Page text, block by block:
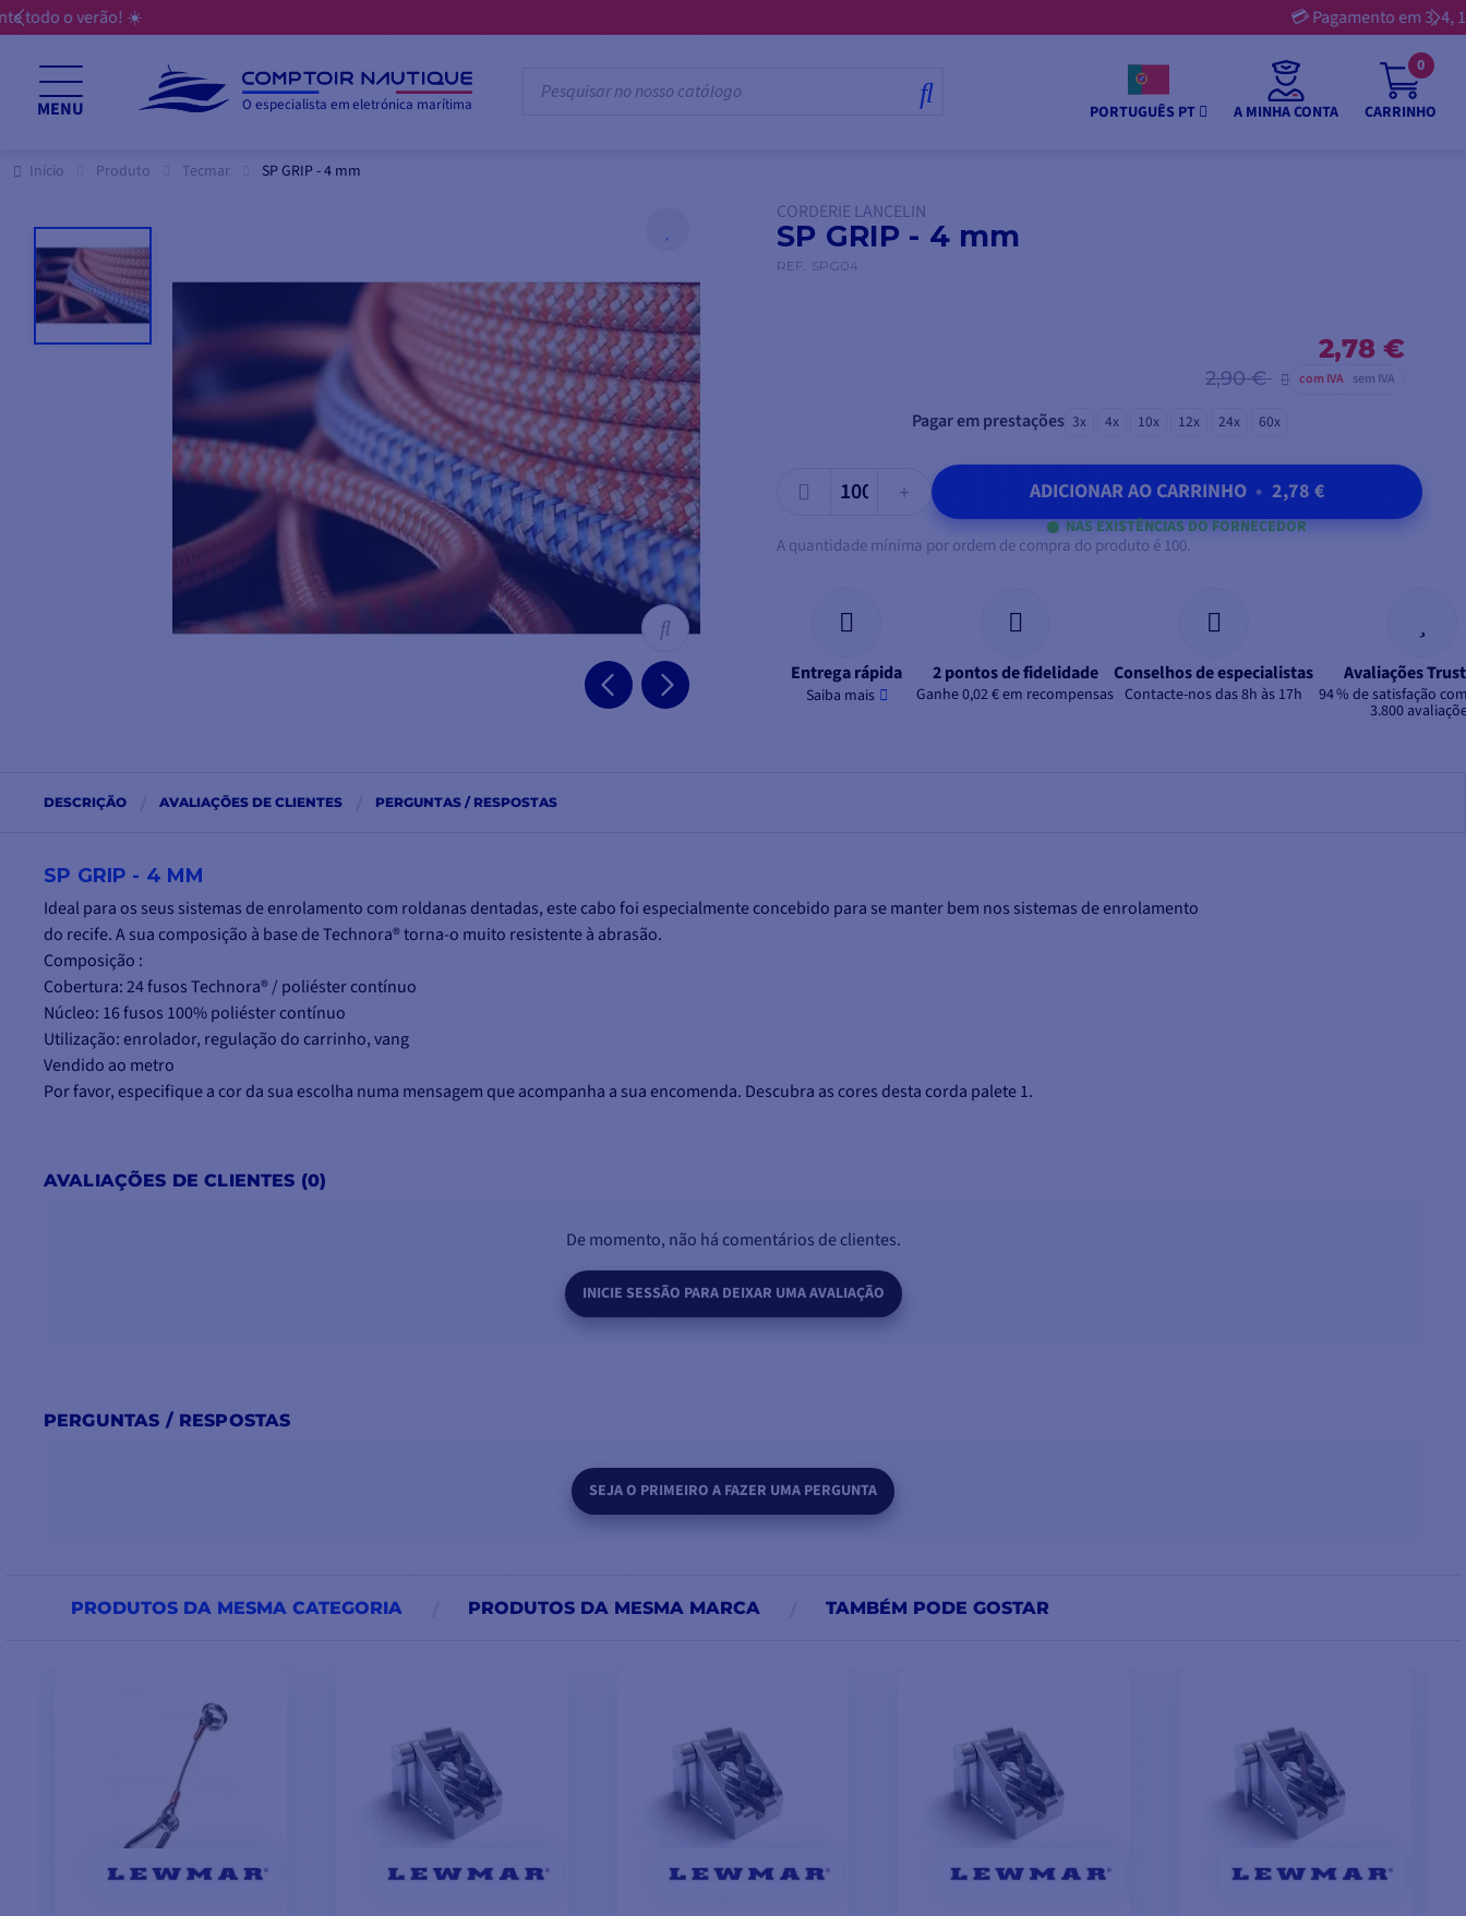
MENU O especialista em eletrónica marítima PORTUGUÊS PT A MINHA CONTA CARRINHO
0
Início Produto Tecmar SP GRIP - 4 mm
CORDERIE LANCELIN
SP GRIP - 4 mm
REF. SPG04
2,78 €
2,90 € com IVA sem IVA
Pagar em prestações 3x 4x 10x 12x 24x 60x
ADICIONAR AO CARRINHO • 2,78 €
NAS EXISTÊNCIAS DO FORNECEDOR
A quantidade mínima por ordem de compra do produto é 100.
Entrega rápida
Saiba mais
2 pontos de fidelidade
Ganhe 0,02 € em recompensas
Conselhos de especialistas
Contacte-nos das 8h às 17h
Avaliações
94 % de satisfação
3.800
DESCRIÇÃO AVALIAÇÕES DE CLIENTES PERGUNTAS / RESPOSTAS
SP GRIP - 4 MM
Ideal para os seus sistemas de enrolamento com roldanas dentadas, este cabo foi especialmente concebido para se manter bem nos sistemas de enrolamento
do recife. A sua composição à base de Technora® torna-o muito resistente à abrasão.
Composição :
Cobertura: 24 fusos Technora® / poliéster contínuo
Núcleo: 16 fusos 100% poliéster contínuo
Utilização: enrolador, regulação do carrinho, vang
Vendido ao metro
Por favor, especifique a cor da sua escolha numa mensagem que acompanha a sua encomenda. Descubra as cores desta corda palete 1.
AVALIAÇÕES DE CLIENTES (0)
De momento, não há comentários de clientes.
INICIE SESSÃO PARA DEIXAR UMA AVALIAÇÃO
PERGUNTAS / RESPOSTAS
SEJA O PRIMEIRO A FAZER UMA PERGUNTA
PRODUTOS DA MESMA CATEGORIA PRODUTOS DA MESMA MARCA TAMBÉM PODE GOSTAR